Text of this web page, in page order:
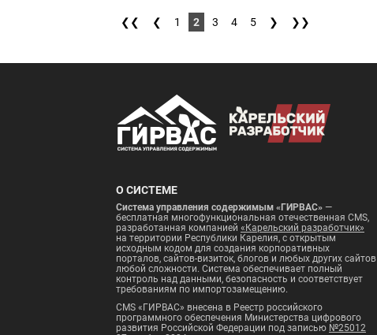
❮❮ ❮ 1 2 3 4 5 ❯ ❯❯
О СИСТЕМЕ
Система управления содержимым «ГИРВАС» —
бесплатная многофункциональная отечественная CMS,
разработанная компанией «Карельский разработчик»
на территории Республики Карелия, с открытым
исходным кодом для создания корпоративных
порталов, сайтов-визиток, блогов и любых других сайтов
любой сложности. Система обеспечивает полный
контроль над данными, безопасность и соответствует
требованиям по импортозамещению.
CMS «ГИРВАС» внесена в Реестр российского
программного обеспечения Министерства цифрового
развития Российской Федерации под записью №25012